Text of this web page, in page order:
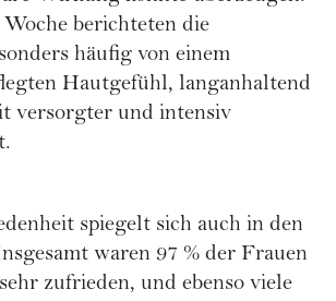
berichteten die
häufig von einem
Hautgefühl, langanhaltend
versorgter und intensiv
spiegelt sich auch in den
waren 97 % der Frauen
zufrieden, und ebenso viele